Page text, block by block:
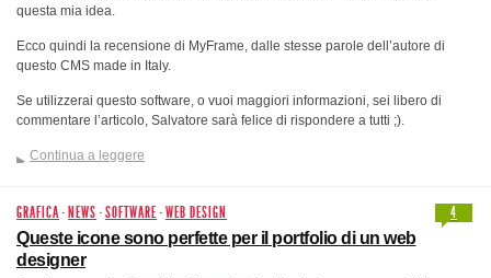
questa mia idea.
Ecco quindi la recensione di MyFrame, dalle stesse parole dell’autore di
questo CMS made in Italy.
Se utilizzerai questo software, o vuoi maggiori informazioni, sei libero di
commentare l’articolo, Salvatore sarà felice di rispondere a tutti ;).
Continua a leggere
GRAFICA · NEWS ·SOFTWARE ·WEB DESIGN
4
Queste icone sono perfette per il portfolio di un web
designer